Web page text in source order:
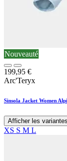
Nouveauté
199,95 €
Arc'Teryx
Sinsola Jacket Women
Afficher les variantes
XS S M L